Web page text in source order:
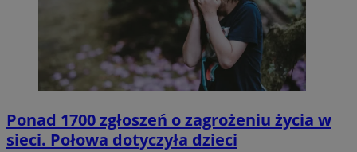
Ponad 1700 zgłoszeń o zagrożeniu życia w
sieci. Połowa dotyczyła dzieci